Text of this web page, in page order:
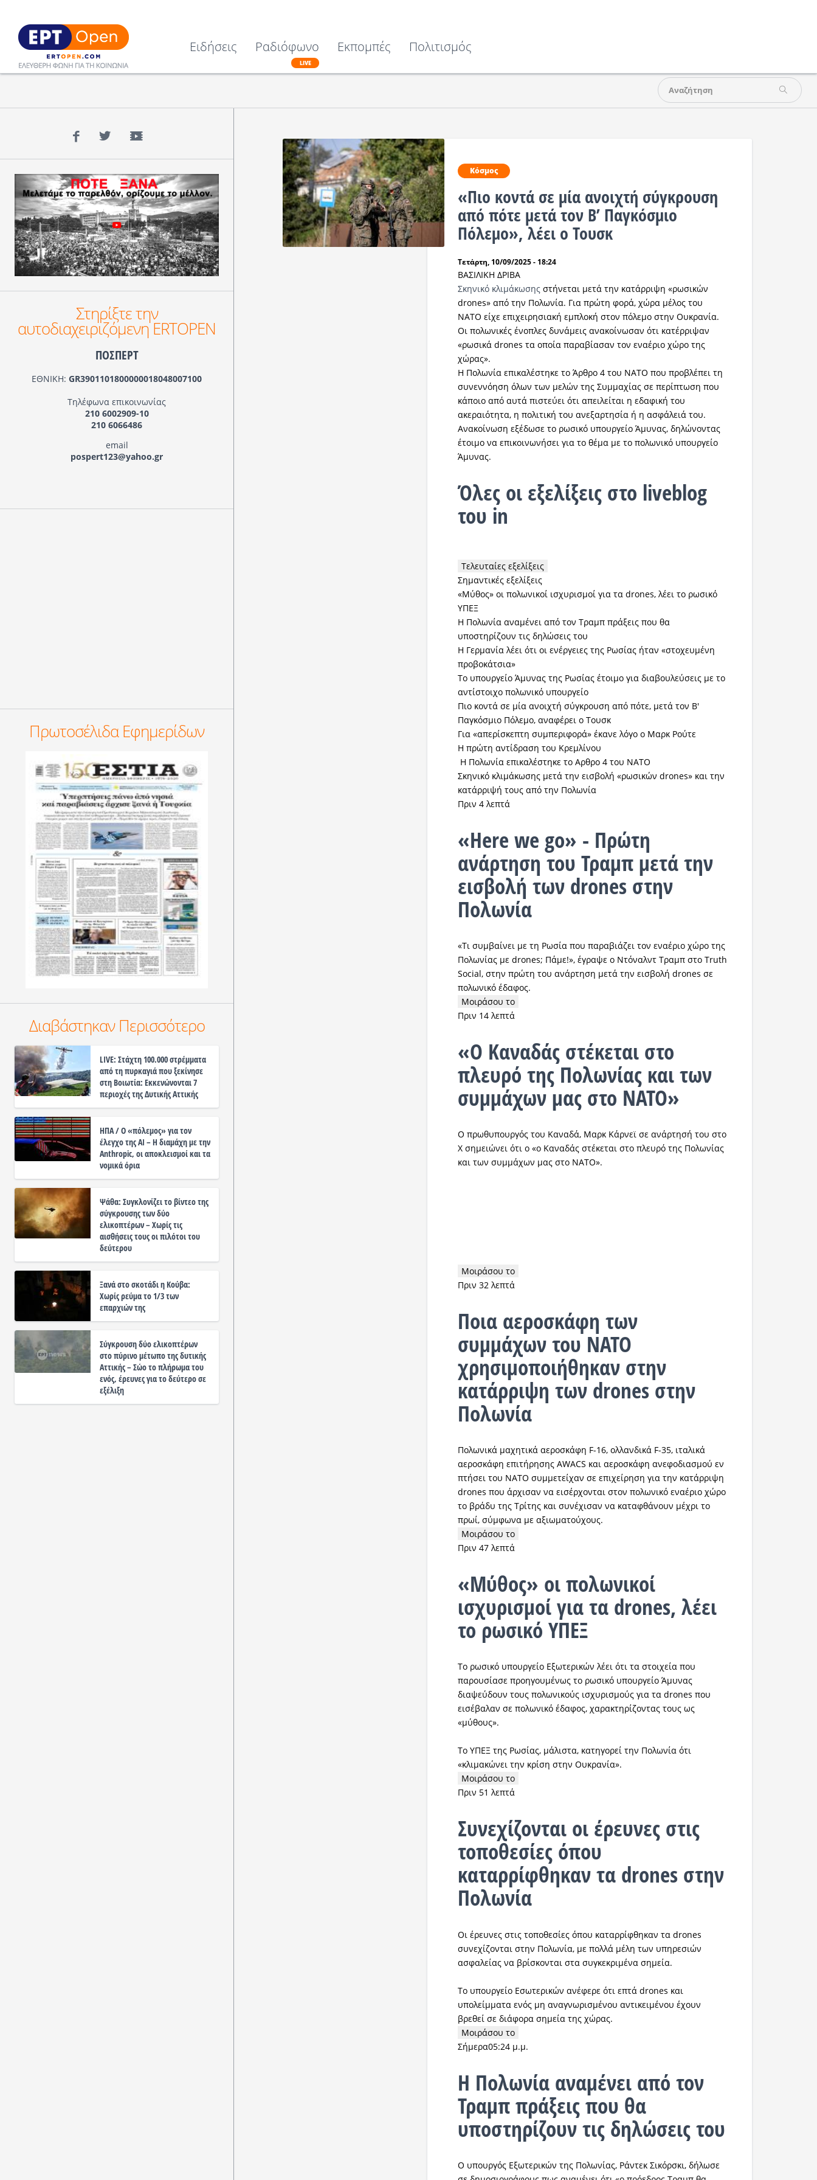
Ειδήσεις Ραδιόφωνο
LIVE
Εκπομπές Πολιτισμός
Κόσμος
«Πιο κοντά σε μία ανοιχτή σύγκρουση
από πότε μετά τον Β’ Παγκόσμιο
Πόλεμο», λέει ο Τουσκ
Τετάρτη, 10/09/2025 - 18:24
ΒΑΣΙΛΙΚΗ ΔΡΙΒΑ
Σκηνικό κλιμάκωσης στήνεται μετά την κατάρριψη «ρωσικών
drones» από την Πολωνία. Για πρώτη φορά, χώρα μέλος του
ΝΑΤΟ είχε επιχειρησιακή εμπλοκή στον πόλεμο στην Ουκρανία.
Οι πολωνικές ένοπλες δυνάμεις ανακοίνωσαν ότι κατέρριψαν
«ρωσικά drones τα οποία παραβίασαν τον εναέριο χώρο της
χώρας».
Η Πολωνία επικαλέστηκε το Άρθρο 4 του ΝΑΤΟ που προβλέπει τη
συνεννόηση όλων των μελών της Συμμαχίας σε περίπτωση που
κάποιο από αυτά πιστεύει ότι απειλείται η εδαφική του
ακεραιότητα, η πολιτική του ανεξαρτησία ή η ασφάλειά του.
Ανακοίνωση εξέδωσε το ρωσικό υπουργείο Άμυνας, δηλώνοντας
έτοιμο να επικοινωνήσει για το θέμα με το πολωνικό υπουργείο
Άμυνας.
Όλες οι εξελίξεις στο liveblog
του in
Τελευταίες εξελίξεις
Σημαντικές εξελίξεις
«Μύθος» οι πολωνικοί ισχυρισμοί για τα drones, λέει το ρωσικό
ΥΠΕΞ
Η Πολωνία αναμένει από τον Τραμπ πράξεις που θα
υποστηρίζουν τις δηλώσεις του
Η Γερμανία λέει ότι οι ενέργειες της Ρωσίας ήταν «στοχευμένη
προβοκάτσια»
Το υπουργείο Άμυνας της Ρωσίας έτοιμο για διαβουλεύσεις με το
αντίστοιχο πολωνικό υπουργείο
Πιο κοντά σε μία ανοιχτή σύγκρουση από πότε, μετά τον Β'
Παγκόσμιο Πόλεμο, αναφέρει ο Τουσκ
Για «απερίσκεπτη συμπεριφορά» έκανε λόγο ο Μαρκ Ρούτε
Η πρώτη αντίδραση του Κρεμλίνου
Η Πολωνία επικαλέστηκε το Αρθρο 4 του ΝΑΤΟ
Σκηνικό κλιμάκωσης μετά την εισβολή «ρωσικών drones» και την
κατάρριψή τους από την Πολωνία
Πριν 4 λεπτά
«Here we go» - Πρώτη
ανάρτηση του Τραμπ μετά την
εισβολή των drones στην
Πολωνία
«Τι συμβαίνει με τη Ρωσία που παραβιάζει τον εναέριο χώρο της
Πολωνίας με drones; Πάμε!», έγραψε ο Ντόναλντ Τραμπ στο Truth
Social, στην πρώτη του ανάρτηση μετά την εισβολή drones σε
πολωνικό έδαφος.
Μοιράσου το
Πριν 14 λεπτά
«Ο Καναδάς στέκεται στο
πλευρό της Πολωνίας και των
συμμάχων μας στο ΝΑΤΟ»
Ο πρωθυπουργός του Καναδά, Μαρκ Κάρνεϊ σε ανάρτησή του στο
Χ σημειώνει ότι ο «ο Καναδάς στέκεται στο πλευρό της Πολωνίας
και των συμμάχων μας στο ΝΑΤΟ».
Μοιράσου το
Πριν 32 λεπτά
Ποια αεροσκάφη των
συμμάχων του ΝΑΤΟ
χρησιμοποιήθηκαν στην
κατάρριψη των drones στην
Πολωνία
Πολωνικά μαχητικά αεροσκάφη F-16, ολλανδικά F-35, ιταλικά
αεροσκάφη επιτήρησης AWACS και αεροσκάφη ανεφοδιασμού εν
πτήσει του ΝΑΤΟ συμμετείχαν σε επιχείρηση για την κατάρριψη
drones που άρχισαν να εισέρχονται στον πολωνικό εναέριο χώρο
το βράδυ της Τρίτης και συνέχισαν να καταφθάνουν μέχρι το
πρωί, σύμφωνα με αξιωματούχους.
Μοιράσου το
Πριν 47 λεπτά
«Μύθος» οι πολωνικοί
ισχυρισμοί για τα drones, λέει
το ρωσικό ΥΠΕΞ
Το ρωσικό υπουργείο Εξωτερικών λέει ότι τα στοιχεία που
παρουσίασε προηγουμένως το ρωσικό υπουργείο Άμυνας
διαψεύδουν τους πολωνικούς ισχυρισμούς για τα drones που
εισέβαλαν σε πολωνικό έδαφος, χαρακτηρίζοντας τους ως
«μύθους».
Το ΥΠΕΞ της Ρωσίας, μάλιστα, κατηγορεί την Πολωνία ότι
«κλιμακώνει την κρίση στην Ουκρανία».
Μοιράσου το
Πριν 51 λεπτά
Συνεχίζονται οι έρευνες στις
τοποθεσίες όπου
καταρρίφθηκαν τα drones στην
Πολωνία
Οι έρευνες στις τοποθεσίες όπου καταρρίφθηκαν τα drones
συνεχίζονται στην Πολωνία, με πολλά μέλη των υπηρεσιών
ασφαλείας να βρίσκονται στα συγκεκριμένα σημεία.
Tο υπουργείο Εσωτερικών ανέφερε ότι επτά drones και
υπολείμματα ενός μη αναγνωρισμένου αντικειμένου έχουν
βρεθεί σε διάφορα σημεία της χώρας.
Μοιράσου το
Σήμερα05:24 μ.μ.
Η Πολωνία αναμένει από τον
Τραμπ πράξεις που θα
υποστηρίζουν τις δηλώσεις του
Ο υπουργός Εξωτερικών της Πολωνίας, Ράντεκ Σικόρσκι, δήλωσε
Facebook
TwitterYouTube
Στηρίξτε την
αυτοδιαχειριζόμενη ERTOPEN
ΠΟΣΠΕΡΤ
ΕΘΝΙΚΗ: GR3901101800000018048007100
Τηλέφωνα επικοινωνίας
210 6002909-10
210 6066486
email
pospert123@yahoo.gr
Πρωτοσέλιδα Εφημερίδων
Διαβάστηκαν Περισσότερο
LIVE: Στάχτη 100.000 στρέμματα
από τη πυρκαγιά που ξεκίνησε
στη Βοιωτία: Εκκενώνονται 7
περιοχές της Δυτικής Αττικής
ΗΠΑ / Ο «πόλεμος» για τον
έλεγχο της ΑΙ – Η διαμάχη με την
Anthropic, οι αποκλεισμοί και τα
νομικά όρια
Ψάθα: Συγκλονίζει το βίντεο της
σύγκρουσης των δύο
ελικοπτέρων – Χωρίς τις
αισθήσεις τους οι πιλότοι του
δεύτερου
Ξανά στο σκοτάδι η Κούβα:
Χωρίς ρεύμα το 1/3 των
επαρχιών της
Σύγκρουση δύο ελικοπτέρων
στο πύρινο μέτωπο της δυτικής
Αττικής – Σώο το πλήρωμα του
ενός, έρευνες για το δεύτερο σε
εξέλιξη